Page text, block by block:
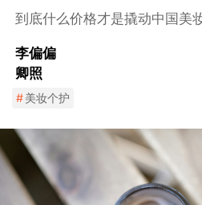
到底什么价格才是撬动中国美
李偏偏
卿照
#美妆个护